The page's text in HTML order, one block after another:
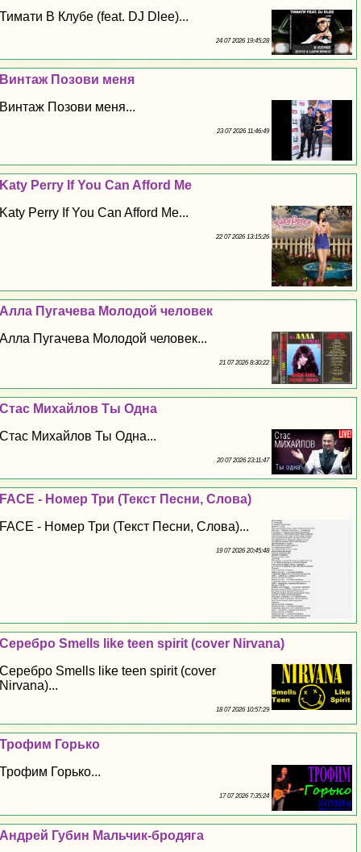
Тимати В Клубе (feat. DJ Dlee)...
24 07 2026 19:45:28
Винтаж Позови меня
Винтаж Позови меня...
23 07 2026 11:46:49
Katy Perry If You Can Afford Me
Katy Perry If You Can Afford Me...
22 07 2026 13:15:26
Алла Пугачева Молодой человек
Алла Пугачева Молодой человек...
21 07 2026 8:30:22
Стас Михайлов Ты Одна
Стас Михайлов Ты Одна...
20 07 2026 23:11:47
FACE - Номер Три (Текст Песни, Слова)
FACE - Номер Три (Текст Песни, Слова)...
19 07 2026 20:45:48
Серебро Smells like teen spirit (cover Nirvana)
Серебро Smells like teen spirit (cover
Nirvana)...
18 07 2026 10:57:29
Трофим Горько
Трофим Горько...
17 07 2026 7:35:24
Андрей Губин Мальчик-бродяга